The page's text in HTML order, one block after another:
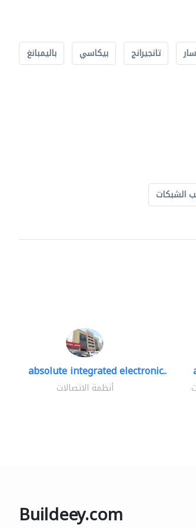
تانجيرانج بيكاسي باليمبانغ
الشبكات
absolute integrated electronic..
أنظمة الاتصالات
Buildeey.com